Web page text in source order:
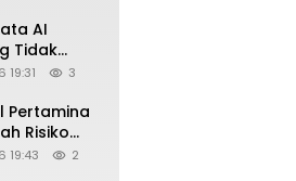
AI
Tidak
3
Pertamina
Risiko
19:43 2